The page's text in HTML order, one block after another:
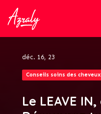
déc. 16, 23
Conseils soins des cheveux
Le LEAVE